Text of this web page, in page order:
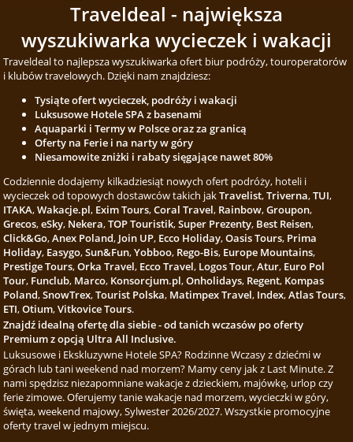
Traveldeal - największa
wyszukiwarka wycieczek i wakacji
Traveldeal to najlepsza wyszukiwarka ofert biur podróży, touroperatorów
i klubów travelowych. Dzięki nam znajdziesz:
Tysiąte ofert wycieczek, podróży i wakacji
Luksusowe Hotele SPA z basenami
Aquaparki i Termy w Polsce oraz za granicą
Oferty na Ferie i na narty w góry
Niesamowite zniżki i rabaty sięgające nawet 80%
Codziennie dodajemy kilkadziesiąt nowych ofert podróży, hoteli i
wycieczek od topowych dostawców takich jakTravelist,Triverna,TUI,
ITAKA,Wakacje.pl, Exim Tours,Coral Travel, Rainbow,Groupon,
Grecos,eSky, Nekera,TOP Touristik,Super Prezenty, Best Reisen,
Click&Go,Anex Poland, Join UP, Ecco Holiday,Oasis Tours, Prima
Holiday, Easygo,Sun&Fun,Yobboo, Rego-Bis, Europe Mountains,
Prestige Tours,Orka Travel, Ecco Travel, Logos Tour,Atur, Euro Pol
Tour, Funclub, Marco, Konsorcjum.pl,Onholidays, Regent, Kompas
Poland,SnowTrex,Tourist Polska, Matimpex Travel, Index,Atlas Tours,
ETI,Otium,Vitkovice Tours.
Znajdź idealną ofertę dla siebie - od tanich wczasów po oferty
Premium z opcją Ultra All Inclusive.
Luksusowe i Ekskluzywne Hotele SPA? Rodzinne Wczasy z dziećmi w
górach lub tani weekend nad morzem? Mamy ceny jak z Last Minute. Z
nami spędzisz niezapomniane wakacje z dzieckiem, majówkę, urlop czy
ferie zimowe. Oferujemy tanie wakacje nad morzem, wycieczki w góry,
święta, weekend majowy, Sylwester 2026/2027. Wszystkie promocyjne
oferty travel w jednym miejscu.